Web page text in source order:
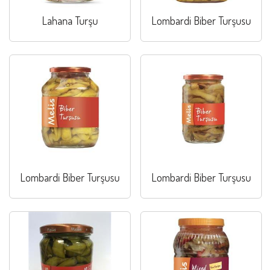
Lahana Turşu Lombardi Biber Turşusu
Lombardi Biber Turşusu Lombardi Biber Turşusu